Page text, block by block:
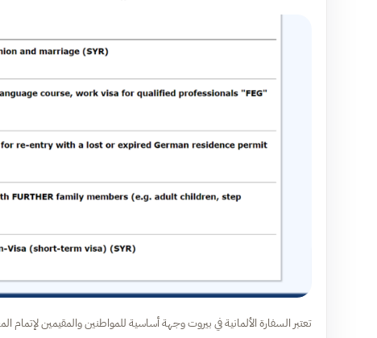
تعتبر السفارة الألمانية في بيروت وجهة أساسية للمواطنين والمقيمين